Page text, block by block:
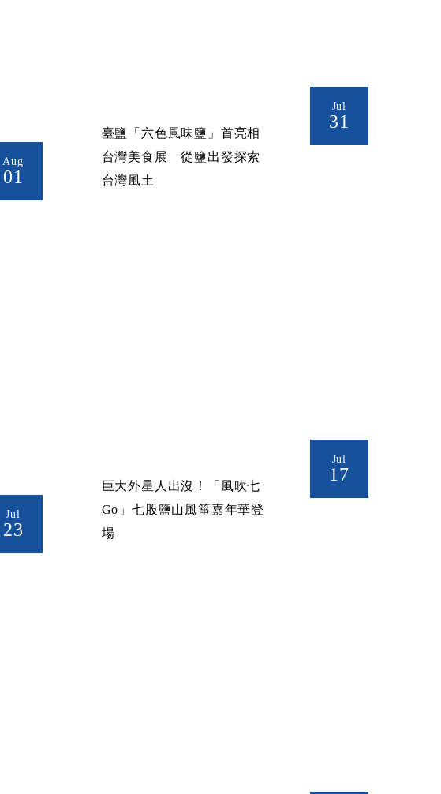
Aug
01
Jul
31
臺鹽「六色風味鹽」首亮相
台灣美食展 從鹽出發探索
台灣風土
Jul
23
Jul
17
巨大外星人出沒！「風吹七
Go」七股鹽山風箏嘉年華登
場